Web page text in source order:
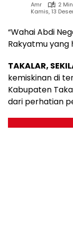
Amr
2
Kamis, 13
“Wahai Abdi
Rakyatmu yang
TAKALAR,
kemiskinan di
Kabupaten
dari perhatian